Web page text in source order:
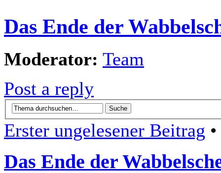
Das Ende der
Moderator: Team
Post a reply
Erster ungelesener Beitrag
Das Ende der